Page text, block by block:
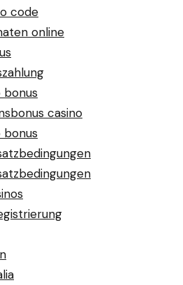
code
online
bonus
casino
bonus